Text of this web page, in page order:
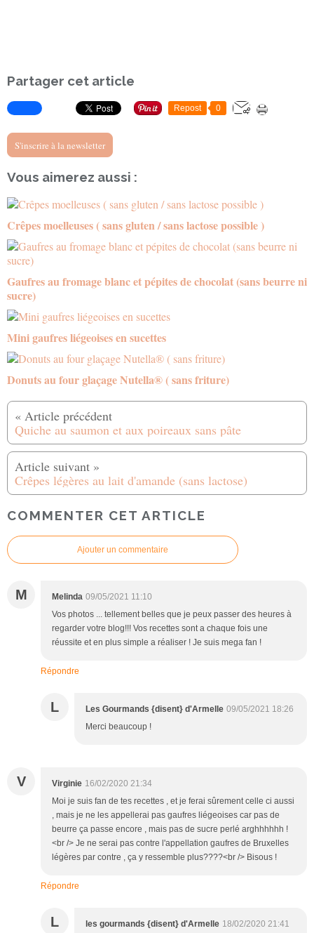
Partager cet article
Repost 0
S'inscrire à la newsletter
Vous aimerez aussi :
Crêpes moelleuses ( sans gluten / sans lactose possible )
Gaufres au fromage blanc et pépites de chocolat (sans beurre ni
sucre)
Mini gaufres liégeoises en sucettes
Donuts au four glaçage Nutella® ( sans friture)
Quiche au saumon et aux poireaux sans pâte
Crêpes légères au lait d'amande (sans lactose)
COMMENTER CET ARTICLE
Ajouter un commentaire
M Melinda 09/05/2021 11:10
Vos photos ... tellement belles que je peux passer des heures à
regarder votre blog!!! Vos recettes sont a chaque fois une
réussite et en plus simple a réaliser ! Je suis mega fan !
Répondre
L Les Gourmands {disent} d'Armelle 09/05/2021 18:26
Merci beaucoup !
V Virginie 16/02/2020 21:34
Moi je suis fan de tes recettes , et je ferai sûrement celle ci aussi
, mais je ne les appellerai pas gaufres liégeoises car pas de
beurre ça passe encore , mais pas de sucre perlé arghhhhhh !
<br /> Je ne serai pas contre l'appellation gaufres de Bruxelles
légères par contre , ça y ressemble plus????<br /> Bisous !
Répondre
L les gourmands {disent} d'Armelle 18/02/2020 21:41